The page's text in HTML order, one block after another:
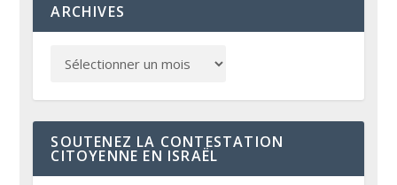
ARCHIVES
SOUTENEZ LA CONTESTATION
CITOYENNE EN ISRAËL